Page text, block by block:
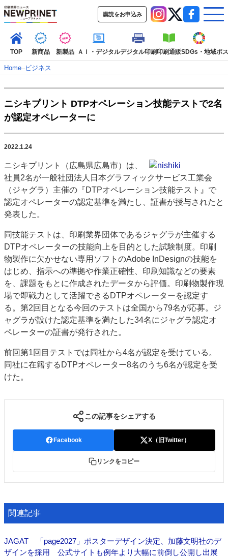
購読をお申込み
TOP 新商品 新製品 ＡＩ・デジタルデジタル印刷印刷通販SDGs・地域ポ
TOP
新着記事 特集記事
インタビュー
コレクション
デジタル印刷
SDGs・地域
ポストプレス ビジネス イベント 信用情報
業界
市場・統計
人事・移転・異動・訃報
特集記事カテゴリー一覧
特集・デジタル印刷 アイデアで勝負！ ～多様なビジネス・多彩な商材～
JAPAN PACK 2023 特集
中古印刷機・製本機特集
2022 検査・校正特集
特集・デジタル印刷 ～ 新成長軌道を描く
案内
発刊案内
JFPI印刷用語集 印刷機材年鑑
運営
お問い合わせ
Home–ビジネス
ニシキプリント DTPオペレーション技能テストで2名
が認定オペレーターに
2022.1.24
ニシキプリント（広島県広島市）は、
社員2名が一般社団法人日本グラフィックサービス工業会
（ジャグラ）主催の『DTPオペレーション技能テスト』で
認定オペレーターの認定基準を満たし、証書が授与されたと
発表した。
同技能テストは、印刷業界団体であるジャグラが主催する
DTPオペレーターの技能向上を目的とした試験制度。印刷
物製作に欠かせない専用ソフトのAdobe InDesignの技能を
はじめ、指示への準拠や作業正確性、印刷知識などの要素
を、課題をもとに作成されたデータから評価。印刷物製作現
場で即戦力として活躍できるDTPオペレーターを認定す
る。第2回目となる今回のテストは全国から79名が応募。ジ
ャグラが設けた認定基準を満たした34名にジャグラ認定オ
ペレーターの証書が発行された。
前回第1回目テストでは同社から4名が認定を受けている。
同社に在籍するDTPオペレーター8名のうち6名が認定を受
けた。
この記事をシェアする
Facebook X（旧Twitter）
リンクをコピー
関連記事
JAGAT 「page2027」ポスターデザイン決定、加藤文明社のデ
ザインを採用 公式サイトも例年より大幅に前倒し公開し出展